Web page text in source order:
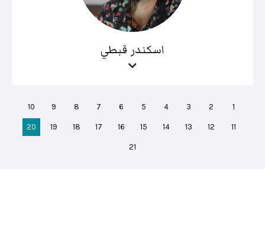
اسكندر قبطي
1
2
3
4
5
6
7
8
9
10
11
12
13
14
15
16
17
18
19
20
21